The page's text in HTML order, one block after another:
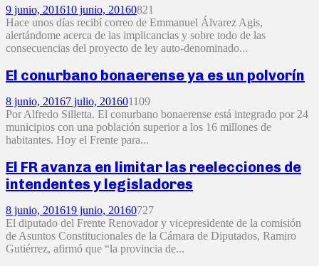
9 junio, 201610 junio, 20160821
Hace unos días recibí correo de Emmanuel Álvarez Agis,
alertándome acerca de las implicancias y sobre todo de las
consecuencias del proyecto de ley auto-denominado...
El conurbano bonaerense ya es un polvorín
8 junio, 20167 julio, 201601109
Por Alfredo Silletta. El conurbano bonaerense está integrado por 24
municipios con una población superior a los 16 millones de
habitantes. Hoy el Frente para...
El FR avanza en limitar las reelecciones de
intendentes y legisladores
8 junio, 201619 junio, 20160727
El diputado del Frente Renovador y vicepresidente de la comisión
de Asuntos Constitucionales de la Cámara de Diputados, Ramiro
Gutiérrez, afirmó que “la provincia de...